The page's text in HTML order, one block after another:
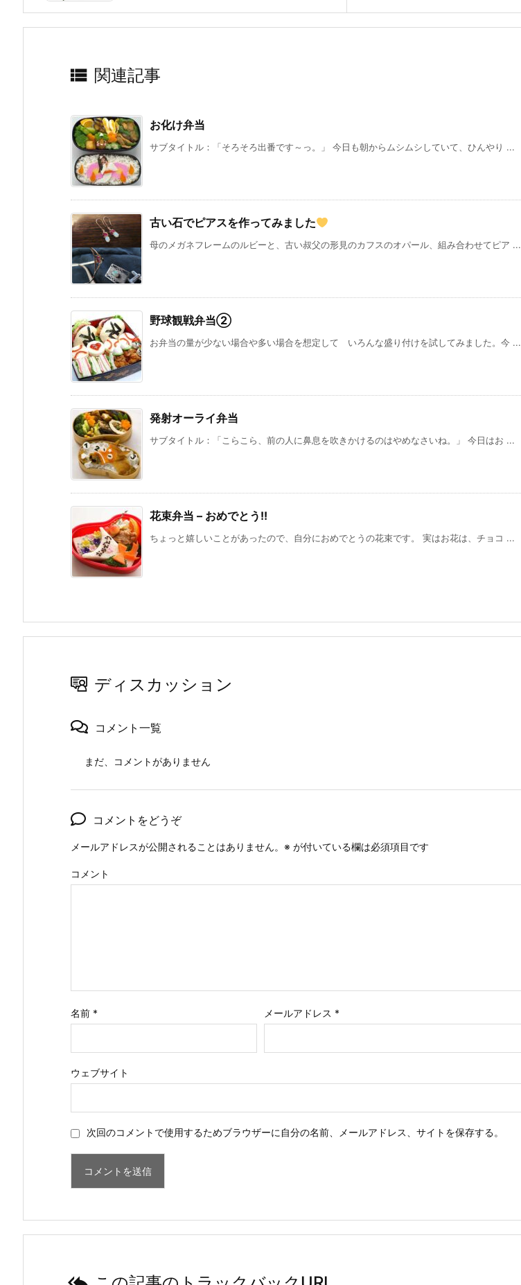
 関連記事
お化け弁当
サブタイトル：「そろそろ出番です～っ。」 今日も朝からムシムシしていて、ひんやり ...
古い石でピアスを作ってみました
母のメガネフレームのルビーと、古い叔父の形見のカフスのオパール、組み合わせてピア ...
野球観戦弁当②
お弁当の量が少ない場合や多い場合を想定して いろんな盛り付けを試してみました。今 ...
発射オーライ弁当
サブタイトル：「こらこら、前の人に鼻息を吹きかけるのはやめなさいね。」 今日はお ...
花束弁当 – おめでとう!!
ちょっと嬉しいことがあったので、自分におめでとうの花束です。 実はお花は、チョコ ...
ディスカッション
コメント一覧
まだ、コメントがありません
コメントをどうぞ
メールアドレスが公開されることはありません。 ※ が付いている欄は必須項目です
コメント
名前 * メールアドレス *
ウェブサイト
次回のコメントで使用するためブラウザーに自分の名前、メールアドレス、サイトを保存する。